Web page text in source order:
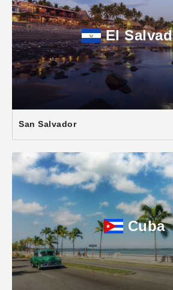
El
San Salvador
Cuba